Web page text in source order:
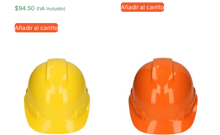
$94.50 (IVA Incluido)
Añadir al carrito
Añadir al carrito